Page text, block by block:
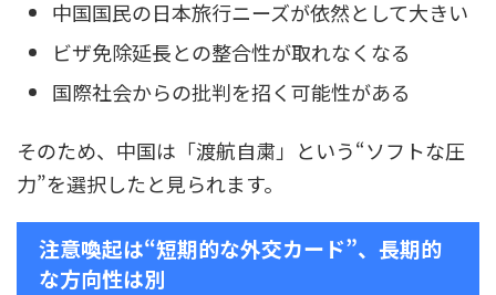
中国国民の日本旅行ニーズが依然として大きい
ビザ免除延長との整合性が取れなくなる
国際社会からの批判を招く可能性がある
そのため、中国は「渡航自粛」という“ソフトな圧
力”を選択したと見られます。
注意喚起は“短期的な外交カード”、長期的
な方向性は別